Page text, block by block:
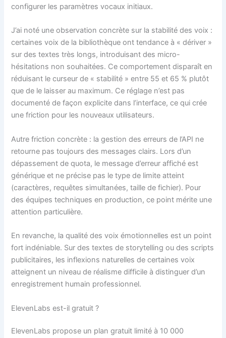
configurer les paramètres vocaux initiaux.
J’ai noté une observation concrète sur la stabilité des voix :
certaines voix de la bibliothèque ont tendance à « dériver »
sur des textes très longs, introduisant des micro-
hésitations non souhaitées. Ce comportement disparaît en
réduisant le curseur de « stabilité » entre 55 et 65 % plutôt
que de le laisser au maximum. Ce réglage n’est pas
documenté de façon explicite dans l’interface, ce qui crée
une friction pour les nouveaux utilisateurs.
Autre friction concrète : la gestion des erreurs de l’API ne
retourne pas toujours des messages clairs. Lors d’un
dépassement de quota, le message d’erreur affiché est
générique et ne précise pas le type de limite atteint
(caractères, requêtes simultanées, taille de fichier). Pour
des équipes techniques en production, ce point mérite une
attention particulière.
En revanche, la qualité des voix émotionnelles est un point
fort indéniable. Sur des textes de storytelling ou des scripts
publicitaires, les inflexions naturelles de certaines voix
atteignent un niveau de réalisme difficile à distinguer d’un
enregistrement humain professionnel.
ElevenLabs est-il gratuit ?
ElevenLabs propose un plan gratuit limité à 10 000